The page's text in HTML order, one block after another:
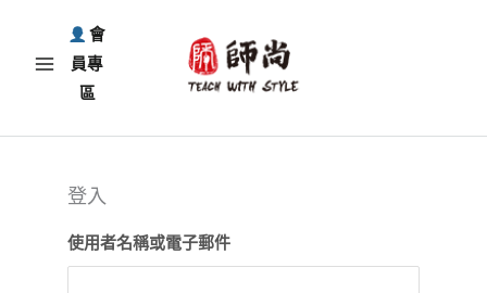
會
員專
區
登入
使用者名稱或電子郵件